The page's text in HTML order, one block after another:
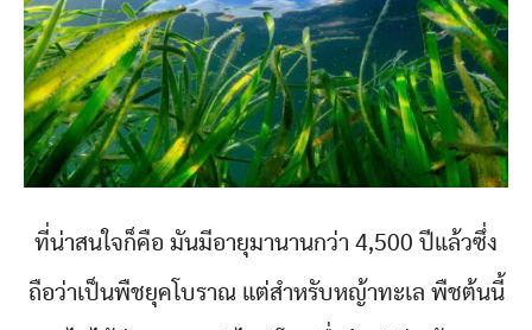
ที่น่าสนใจก็คือ มันมีอายุมานานกว่า 4,500 ปีแล้วซึ่ง
ถือว่าเป็นพืชยุคโบราณ แต่สำหรับหญ้าทะเล พืชต้นนี้